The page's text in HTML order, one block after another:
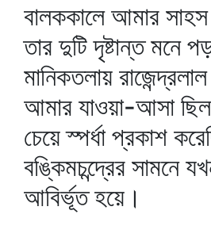
বালককালে আমার
তার দুটি দৃষ্টান্ত মনে
মানিকতলায়
আমার যাওয়া-আসা
চেয়ে স্পর্ধা প্রকাশ
বঙ্কিমচন্দ্রের সামনে
আবির্ভূত হয়ে।